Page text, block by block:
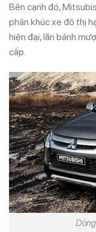
Bên cạnh đó,
phân khúc xe đô thị
hiện đại, lăn bánh
cấp.